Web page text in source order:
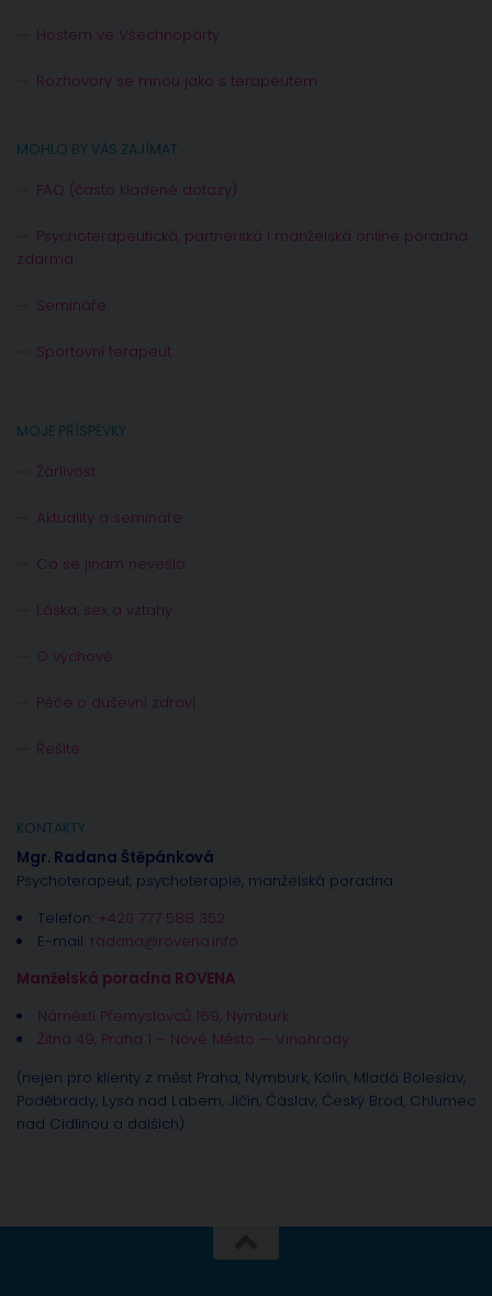
Hostem ve Všechnopárty
Rozhovory se mnou jako s terapeutem
MOHLO BY VÁS ZAJÍMAT
FAQ (často kladené dotazy)
Psychoterapeutická, partnerská i manželská online poradna
zdarma
Semináře
Sportovní terapeut
MOJE PŘÍSPĚVKY
Žárlivost
Aktuality a semináře
Co se jinam nevešlo
Láska, sex a vztahy
O výchově
Péče o duševní zdraví
Řešíte
KONTAKTY
Mgr. Radana Štěpánková
Psychoterapeut, psychoterapie, manželská poradna
Telefon: +420 777 588 352
E-mail: radana@rovena.info
Manželská poradna ROVENA
Náměstí Přemyslovců 169, Nymburk
Žitná 49, Praha 1 – Nové Město — Vinohrady
(nejen pro klienty z měst Praha, Nymburk, Kolín, Mladá Boleslav,
Poděbrady, Lysá nad Labem, Jíčín, Čáslav, Český Brod, Chlumec
nad Cidlinou a dalších)